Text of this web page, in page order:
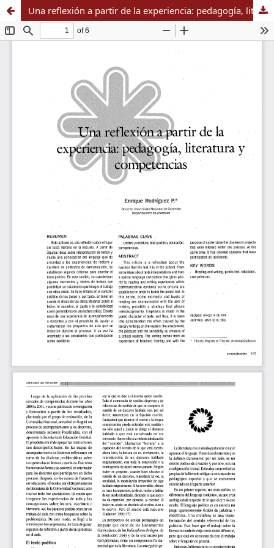
Una reflexión a partir de la experiencia: pedagogía, literatura y competencias